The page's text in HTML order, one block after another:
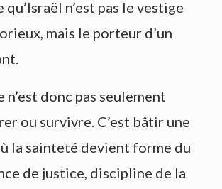
n’est pas le vestige
mais le porteur d’un
n’est donc pas seulement
ou survivre. C’est bâtir une
la sainteté devient forme du
de justice, discipline de la